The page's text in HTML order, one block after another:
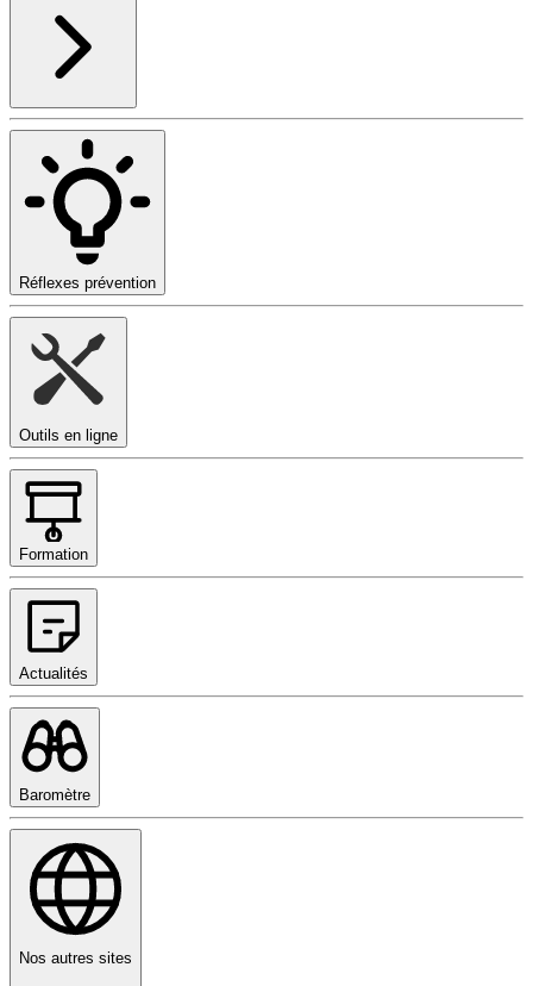
Réflexes prévention
Outils en ligne
Formation
Actualités
Baromètre
Nos autres sites